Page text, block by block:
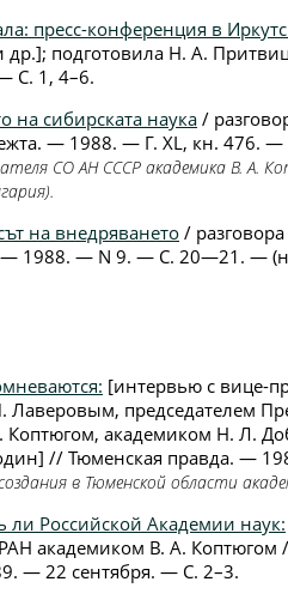
пресс-конференция в
подготовила Н. А.
С. 1, 4–6.
на сибирската наука /
— 1988. — Г. XL, кн. 476. —
СО АН СССР академика В. А.
на внедряването /
1988. — N 9. — C. 20—21. —
[интервью с вице-
Лаверовым, председателем
Коптюгом, академиком Н. Л.
// Тюменская правда. —
в Тюменской области
ли Российской Академии наук:
академиком В. А. Коптюгом
— 22 сентября. — С. 2–3.